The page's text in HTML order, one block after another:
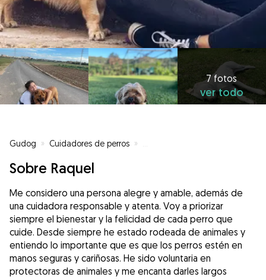
7 fotos
ver todo
Gudog » Cuidadores de perros »
Sobre Raquel
Me considero una persona alegre y amable, además de
una cuidadora responsable y atenta. Voy a priorizar
siempre el bienestar y la felicidad de cada perro que
cuide. Desde siempre he estado rodeada de animales y
entiendo lo importante que es que los perros estén en
manos seguras y cariñosas. He sido voluntaria en
protectoras de animales y me encanta darles largos